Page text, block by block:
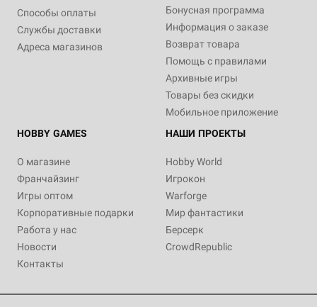
Способы оплаты
Службы доставки
Адреса магазинов
Бонусная программа
Информация о заказе
Возврат товара
Помощь с правилами
Архивные игры
Товары без скидки
Мобильное приложение
HOBBY GAMES
О магазине
Франчайзинг
Игры оптом
Корпоративные подарки
Работа у нас
Новости
Контакты
НАШИ ПРОЕКТЫ
Hobby World
Игрокон
Warforge
Мир фантастики
Берсерк
CrowdRepublic